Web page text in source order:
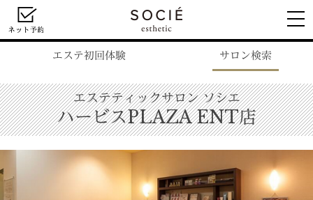
エステ初回体験 サロン検索
エステティックサロン ソシエ
ハービスPLAZA ENT店